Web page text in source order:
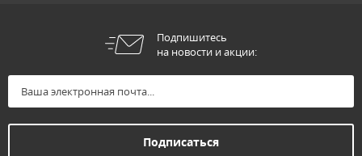
Подпишитесь
на новости и акции: